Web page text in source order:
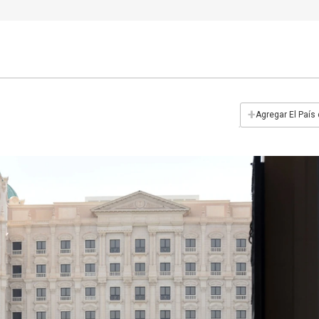
+Agregar El País